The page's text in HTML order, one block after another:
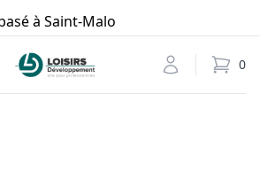
à Saint-Malo
Loisirs DéveloppementMon compte
0